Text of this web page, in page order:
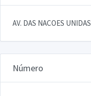
AV. DAS NACOES UNIDAS
Número